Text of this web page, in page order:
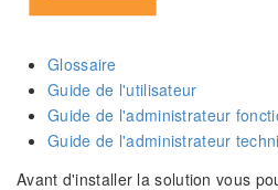
Glossaire
Guide de l'utilisateur
Guide de l'administrateur
Guide de l'administrateur
Avant d'installer la solution vous